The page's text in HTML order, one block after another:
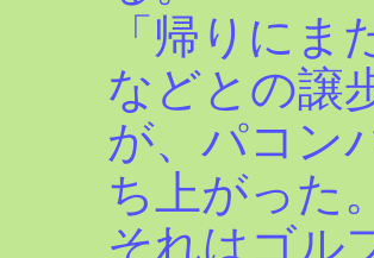
「帰りにま
などとの譲
が、パコン
ち上がった。
それはゴル